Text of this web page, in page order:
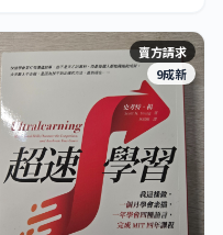
賣方請求
9成新